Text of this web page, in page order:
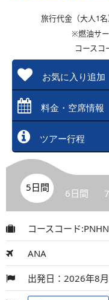
旅行代金（大人1名
※燃油サ
コースコ
お気に入り追
料金・空席情報
ツアー行程
5日間 6日間
コースコード
ANA
出発日：2026年8